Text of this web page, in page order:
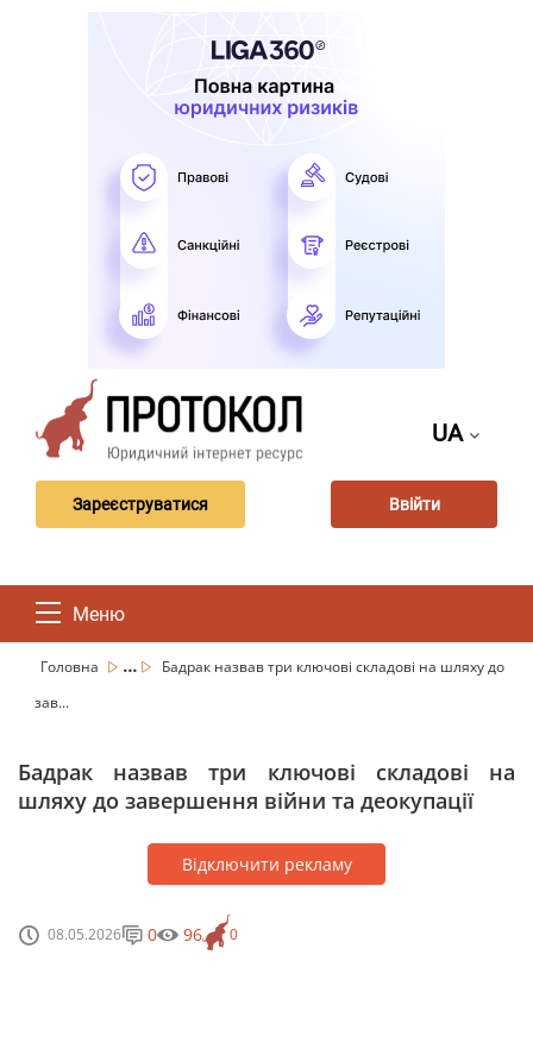
UA
Зареєструватися Ввійти
Меню
Головна ...
Бадрак назвав три ключові складові на шляху до
зав...
Бадрак назвав три ключові складові на
шляху до завершення війни та деокупації
Відключити рекламу
08.05.2026 0
0 96